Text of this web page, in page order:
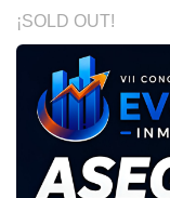
¡SOLD OUT!